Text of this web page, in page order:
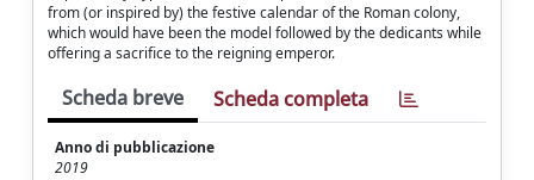
from (or inspired by) the festive calendar of the Roman colony,
which would have been the model followed by the dedicants while
offering a sacrifice to the reigning emperor.
Scheda breve Scheda completa
Anno di pubblicazione
2019